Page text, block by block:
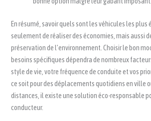
En résumé, savoir quels sont les véhicules les plus
seulement de réaliser des économies, mais aussi
préservation de l’environnement. Choisir le bon
besoins spécifiques dépendra de nombreux
style de vie, votre fréquence de conduite et vos
ce soit pour des déplacements quotidiens en ville
distances, il existe une solution éco-responsable
conducteur.